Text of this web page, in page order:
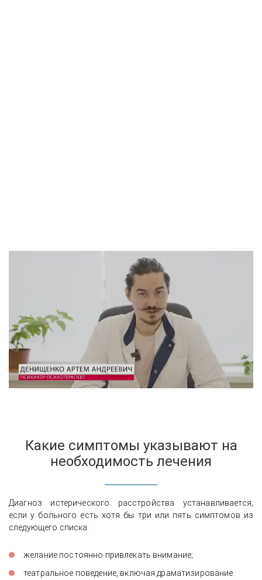
Какие симптомы указывают на
необходимость лечения
Диагноз истерического расстройства устанавливается,
если у больного есть хотя бы три или пять симптомов из
следующего списка:
желание постоянно привлекать внимание;
театральное поведение, включая драматизирование